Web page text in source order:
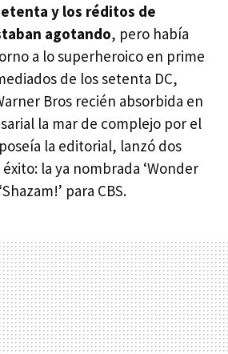
y los réditos de
agotando, pero había
a lo superheroico en prime
de los setenta DC,
Bros recién absorbida en
la mar de complejo por el
la editorial, lanzó dos
la ya nombrada ‘Wonder
para CBS.